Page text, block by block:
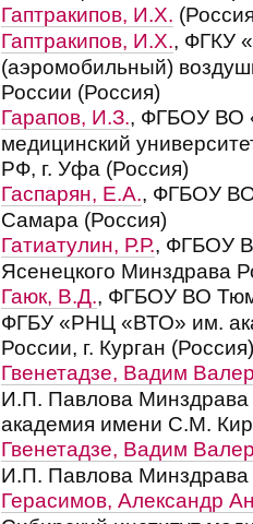
Гаптракипов, И.Х.
Гаптракипов, И.Х., ФГКУ
(аэромобильный)
России (Россия)
Гарапов, И.З., ФГБОУ ВО
медицинский
РФ, г. Уфа (Россия)
Гаспарян, Е.А., ФГБОУ
Самара (Россия)
Гатиатулин, Р.Р., ФГБОУ
Ясенецкого Минздрава
Гаюк, В.Д., ФГБОУ ВО
ФГБУ «РНЦ «ВТО» им.
России, г. Курган
Гвенетадзе, Вадим
И.П. Павлова Минздрава
академия имени С.М.
Гвенетадзе, Вадим
И.П. Павлова Минздрава
Герасимов, Александр